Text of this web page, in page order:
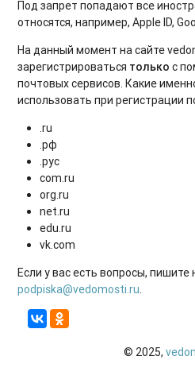
Под запрет попадают все
относятся, например, Apple ID,
На данный момент на сайте
зарегистрироваться только с
почтовых сервисов. Какие
использовать при регистрации
.ru
.рф
.рус
com.ru
org.ru
net.ru
edu.ru
vk.com
Если у вас есть вопросы, пишите
podpiska@vedomosti.ru.
© 2025,